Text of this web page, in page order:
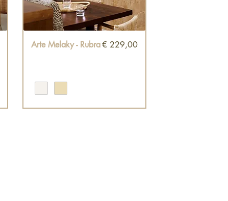
Snel overzicht
Arte Melaky - RubraPrijs
€ 229,00